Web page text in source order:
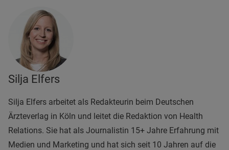
Silja Elfers
Silja Elfers arbeitet als Redakteurin beim Deutschen
Ärzteverlag in Köln und leitet die Redaktion von Health
Relations. Sie hat als Journalistin 15+ Jahre Erfahrung mit
Medien und Marketing und hat sich seit 10 Jahren auf die